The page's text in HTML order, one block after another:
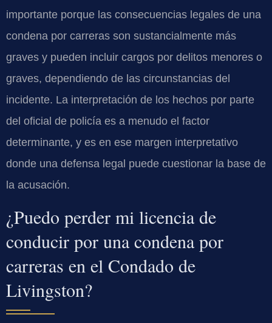
importante porque las consecuencias legales de una
condena por carreras son sustancialmente más
graves y pueden incluir cargos por delitos menores o
graves, dependiendo de las circunstancias del
incidente. La interpretación de los hechos por parte
del oficial de policía es a menudo el factor
determinante, y es en ese margen interpretativo
donde una defensa legal puede cuestionar la base de
la acusación.
¿Puedo perder mi licencia de
conducir por una condena por
carreras en el Condado de
Livingston?